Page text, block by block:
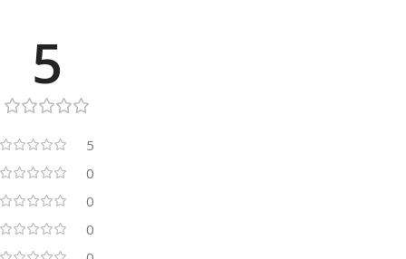
5
5
0
0
0